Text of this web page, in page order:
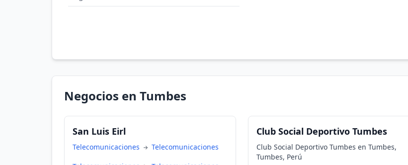
Negocios en Tumbes
San Luis Eirl
Telecomunicaciones Telecomunicaciones
Club Social Deportivo Tumbes
Club Social Deportivo Tumbes en Tumbes,
Tumbes, Perú